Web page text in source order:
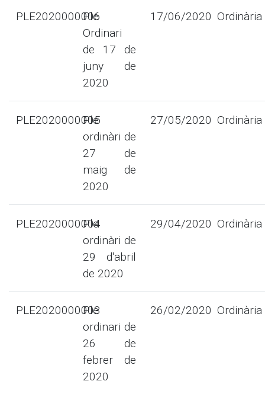
PLE2020000006
Ple
Ordinari
de 17 de
juny de
2020
17/06/2020 Ordinària
PLE2020000005
Ple
ordinàri de
27 de
maig de
2020
27/05/2020 Ordinària
PLE2020000004
Ple
ordinàri de
29 d'abril
de 2020
29/04/2020 Ordinària
PLE2020000003
Ple
ordinari de
26 de
febrer de
2020
26/02/2020 Ordinària